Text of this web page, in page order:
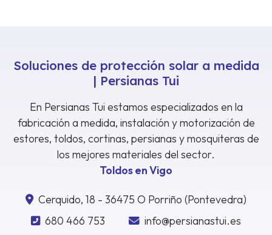
Soluciones de protección solar a medida
| Persianas Tui
En Persianas Tui estamos especializados en la
fabricación a medida, instalación y motorización de
estores, toldos, cortinas, persianas y mosquiteras de
los mejores materiales del sector.
Toldos en Vigo
Cerquido, 18 - 36475 O Porriño (Pontevedra)
680 466 753
info@persianastui.es